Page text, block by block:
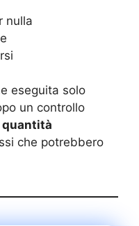
nulla
eseguita solo
un controllo
quantità
che potrebbero